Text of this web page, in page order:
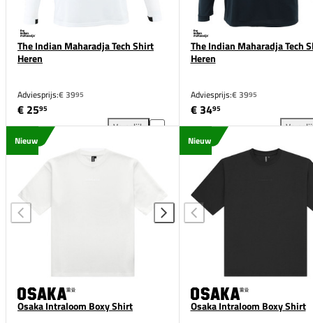
The Indian Maharadja Tech Shirt
Heren
Adviesprijs:€ 3995
€ 2595
Vergelijk
The Indian Maharadja Tech Shirt Heren toevoegen
The Indian Maharadja Tech
Heren
Adviesprijs:€ 3995
€ 3495
Nieuw
Osaka Intraloom Boxy Shirt
Nieuw
Osaka Intraloom Boxy Shirt